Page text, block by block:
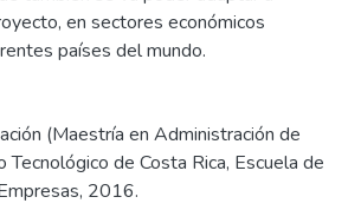
en sectores económicos
países del mundo.
(Maestría en Administración de
de Costa Rica, Escuela de
2016.